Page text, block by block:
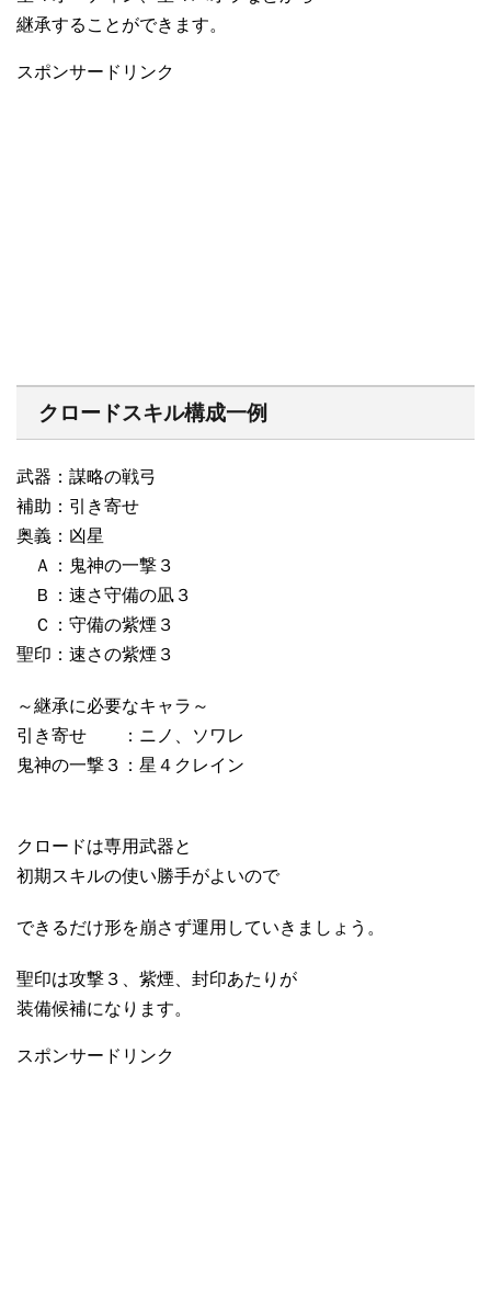
継承することができます。
スポンサードリンク
クロードスキル構成一例
武器：謀略の戦弓
補助：引き寄せ
奥義：凶星
Ａ：鬼神の一撃３
Ｂ：速さ守備の凪３
Ｃ：守備の紫煙３
聖印：速さの紫煙３
～継承に必要なキャラ～
引き寄せ ：ニノ、ソワレ
鬼神の一撃３：星４クレイン
クロードは専用武器と
初期スキルの使い勝手がよいので
できるだけ形を崩さず運用していきましょう。
聖印は攻撃３、紫煙、封印あたりが
装備候補になります。
スポンサードリンク